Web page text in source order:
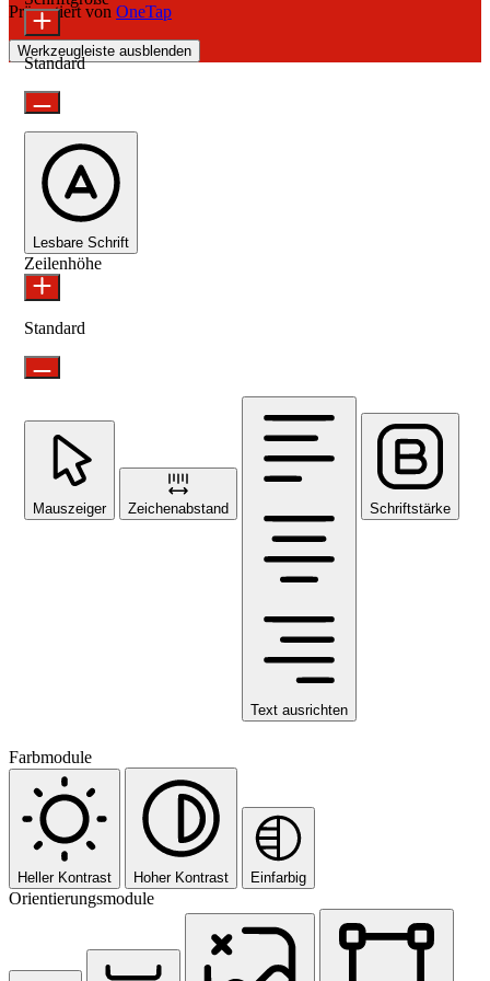
Präsentiert von OneTap
Werkzeugleiste ausblenden
Standard
Lesbare Schrift
Zeilenhöhe
Standard
Mauszeiger Zeichenabstand
Text ausrichten
Schriftstärke
Farbmodule
Heller Kontrast Hoher Kontrast Einfarbig
Orientierungsmodule